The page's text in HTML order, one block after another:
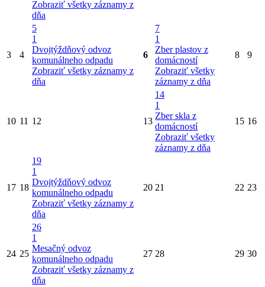
Zobraziť všetky záznamy z
dňa
3 4
5
1
Dvojtýždňový odvoz
komunálneho odpadu
Zobraziť všetky záznamy z
dňa
6
7
1
Zber plastov z
domácností
Zobraziť všetky
záznamy z dňa
8 9
10 11 12 13
14
1
Zber skla z
domácností
Zobraziť všetky
záznamy z dňa
15 16
17 18
19
1
Dvojtýždňový odvoz
komunálneho odpadu
Zobraziť všetky záznamy z
dňa
20 21 22 23
24 25
26
1
Mesačný odvoz
komunálneho odpadu
Zobraziť všetky záznamy z
dňa
27 28 29 30